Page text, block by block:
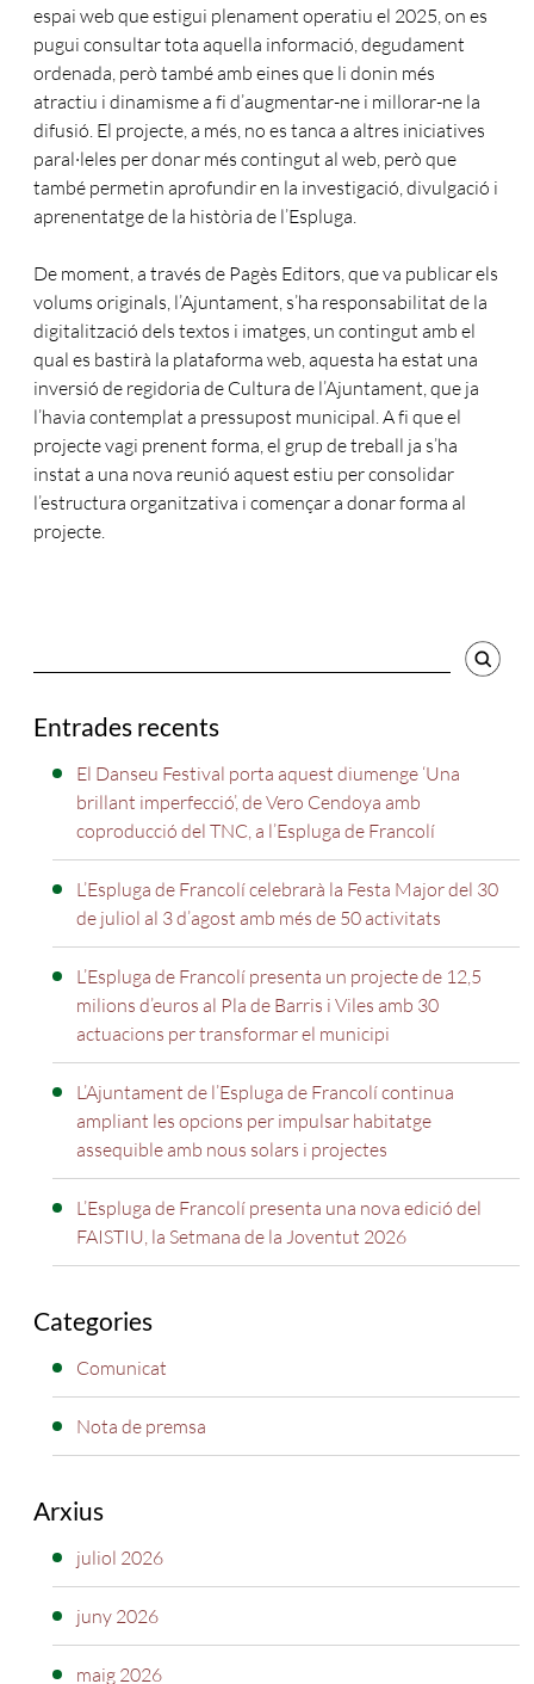
espai web que estigui plenament operatiu el 2025, on es
pugui consultar tota aquella informació, degudament
ordenada, però també amb eines que li donin més
atractiu i dinamisme a fi d’augmentar-ne i millorar-ne la
difusió. El projecte, a més, no es tanca a altres iniciatives
paral·leles per donar més contingut al web, però que
també permetin aprofundir en la investigació, divulgació i
aprenentatge de la història de l’Espluga.
De moment, a través de Pagès Editors, que va publicar els
volums originals, l’Ajuntament, s’ha responsabilitat de la
digitalització dels textos i imatges, un contingut amb el
qual es bastirà la plataforma web, aquesta ha estat una
inversió de regidoria de Cultura de l’Ajuntament, que ja
l’havia contemplat a pressupost municipal. A fi que el
projecte vagi prenent forma, el grup de treball ja s’ha
instat a una nova reunió aquest estiu per consolidar
l’estructura organitzativa i començar a donar forma al
projecte.
Cercador
Entrades recents
El Danseu Festival porta aquest diumenge ‘Una
brillant imperfecció’, de Vero Cendoya amb
coproducció del TNC, a l’Espluga de Francolí
L’Espluga de Francolí celebrarà la Festa Major del 30
de juliol al 3 d’agost amb més de 50 activitats
L’Espluga de Francolí presenta un projecte de 12,5
milions d’euros al Pla de Barris i Viles amb 30
actuacions per transformar el municipi
L’Ajuntament de l’Espluga de Francolí continua
ampliant les opcions per impulsar habitatge
assequible amb nous solars i projectes
L’Espluga de Francolí presenta una nova edició del
FAISTIU, la Setmana de la Joventut 2026
Categories
Comunicat
Nota de premsa
Arxius
juliol 2026
juny 2026
maig 2026